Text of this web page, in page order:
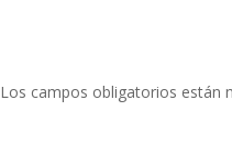
Los campos obligatorios están